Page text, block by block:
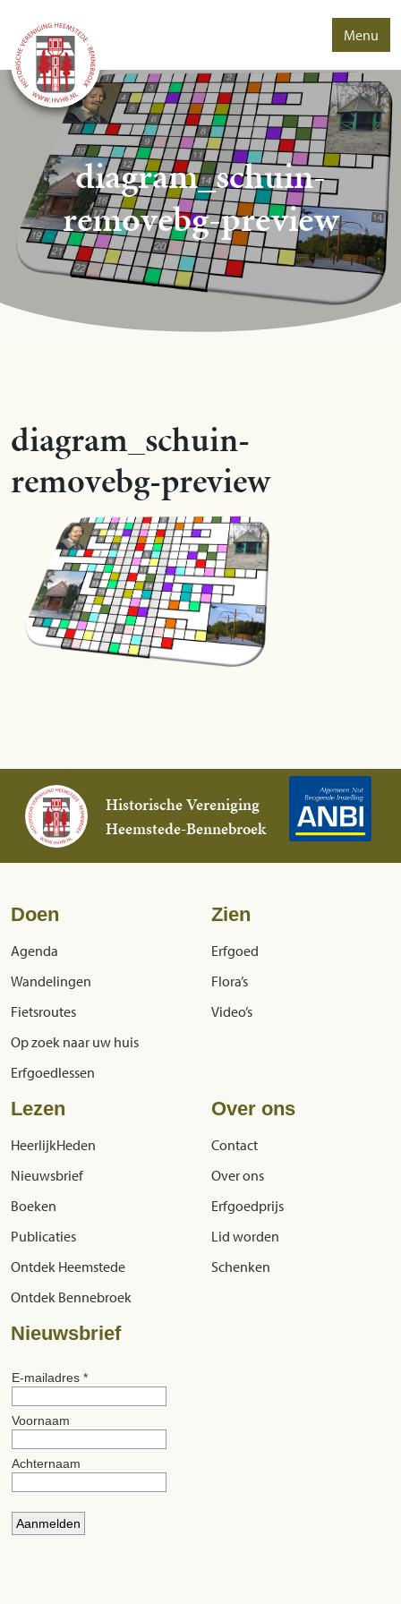
Menu
diagram_schuin-
removebg-preview
diagram_schuin-
removebg-preview
Historische Vereniging
Heemstede-Bennebroek
Doen
Agenda
Wandelingen
Fietsroutes
Op zoek naar uw huis
Erfgoedlessen
Zien
Erfgoed
Flora’s
Video’s
Lezen
HeerlijkHeden
Nieuwsbrief
Boeken
Publicaties
Ontdek Heemstede
Ontdek Bennebroek
Over ons
Contact
Over ons
Erfgoedprijs
Lid worden
Schenken
Nieuwsbrief